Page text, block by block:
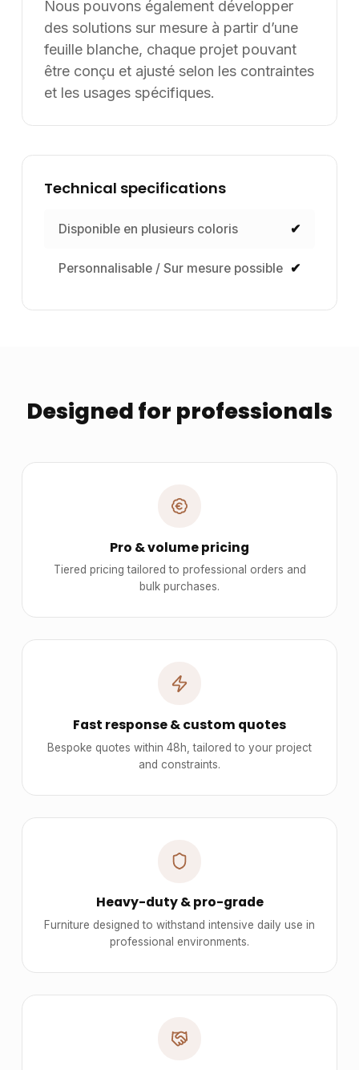
Nous avons rencontré un problème lors du
chargement de l'application.
Rafraîchir la page